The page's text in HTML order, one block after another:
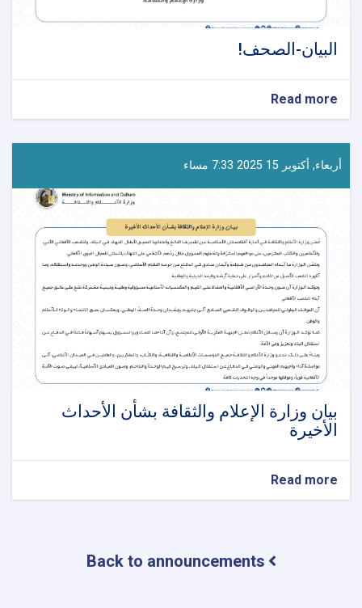
البيان-الصحف!
Read more
البيان-
أربعاء, أكتوبر 15 2025 7:33 مساء
بیان وزارة الإعلام والثقافة بشأن الأحداث
الأخيرة
Read more
بیان
بشأن
Back to announcements